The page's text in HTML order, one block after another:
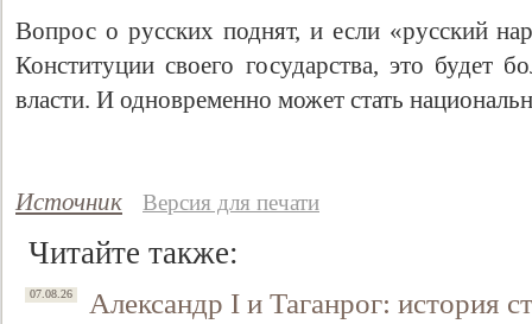
Вопрос о русских поднят, и если «русский
Конституции своего государства, это будет
власти. И одновременно может стать
Источник Версия для печати
Читайте также:
07.08.26 Александр I и Таганрог: история